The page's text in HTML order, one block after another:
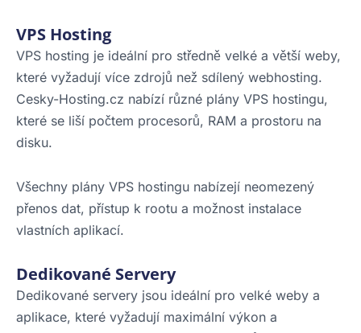
VPS Hosting
VPS hosting je ideální pro středně velké a větší weby,
které vyžadují více zdrojů než sdílený webhosting.
Cesky-Hosting.cz nabízí různé plány VPS hostingu,
které se liší počtem procesorů, RAM a prostoru na
disku.
Všechny plány VPS hostingu nabízejí neomezený
přenos dat, přístup k rootu a možnost instalace
vlastních aplikací.
Dedikované Servery
Dedikované servery jsou ideální pro velké weby a
aplikace, které vyžadují maximální výkon a